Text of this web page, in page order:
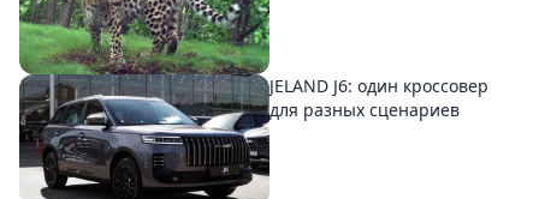
JELAND J6: один кроссовер
для разных сценариев